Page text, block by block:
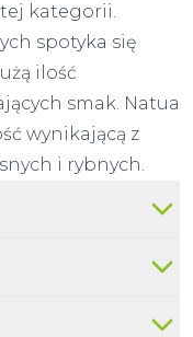
kategorii.
spotyka się
ilość
smak. Natua
wynikającą z
i rybnych.